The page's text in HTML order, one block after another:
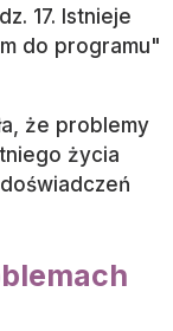
17. Istnieje
do programu"
że problemy
życia